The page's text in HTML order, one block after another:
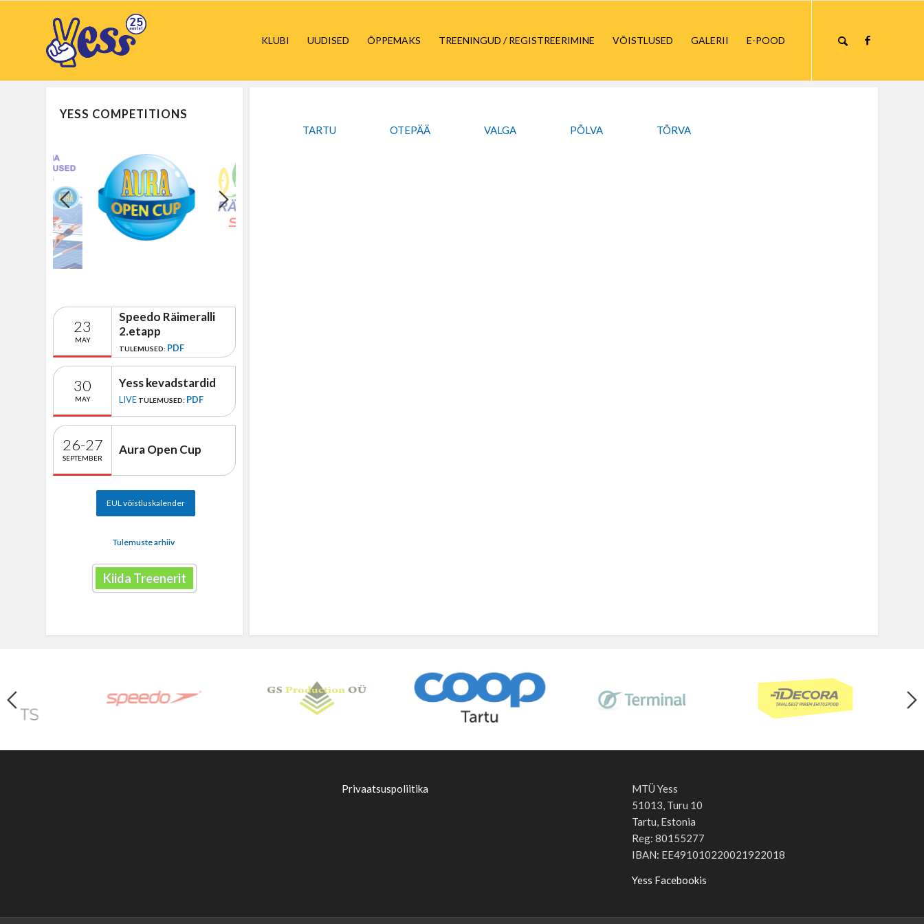
KLUBI UUDISED ÕPPEMAKS TREENINGUD / REGISTREERIMINE VÕISTLUSED GALERII E-POOD
TARTU OTEPÄÄ VALGA PÕLVA TÕRVA
YESS COMPETITIONS
23
MAY
Speedo Räimeralli
2.etapp
TULEMUSED: PDF
30
MAY
Yess kevadstardid
LIVE TULEMUSED: PDF
26-27
SEPTEMBER
Aura Open Cup
EUL võistluskalender
Tulemuste arhiiv
Kiida Treenerit
Privaatsuspoliitika
MTÜ Yess
51013, Turu 10
Tartu, Estonia
Reg: 80155277
IBAN: EE491010220021922018
Yess Facebookis